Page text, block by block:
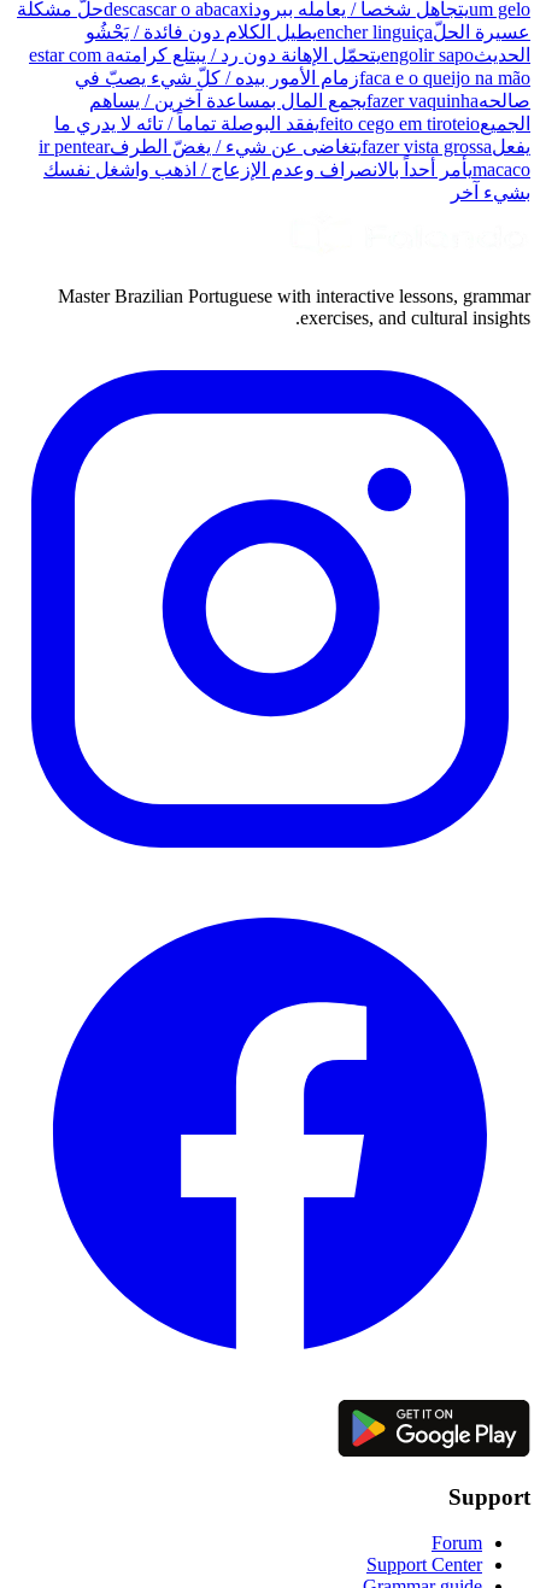
um geloيتجاهل شخصاً / يعامله ببرودdescascar o abacaxiحلّ مشكلة
عسيرة الحلّencher linguiçaيطيل الكلام دون فائدة / يَحْشُو
الحديثengolir sapoيتحمّل الإهانة دون رد / يبتلع كرامتهestar com a
faca e o queijo na mãoزمام الأمور بيده / كلّ شيء يصبّ في
صالحهfazer vaquinhaيجمع المال بمساعدة آخرين / يساهم
الجميعfeito cego em tiroteioيفقد البوصلة تماماً / تائه لا يدري ما
يفعلfazer vista grossaيتغاضى عن شيء / يغضّ الطرفir pentear
macacoيأمر أحداً بالانصراف وعدم الإزعاج / اذهب واشغل نفسك
بشيء آخر
Master Brazilian Portuguese with interactive lessons, grammar
exercises, and cultural insights.
Support
Forum
Support Center